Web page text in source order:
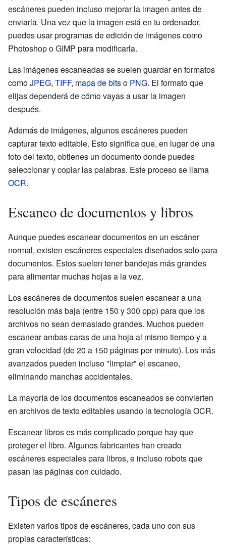
escáneres pueden incluso mejorar la imagen antes de
enviarla. Una vez que la imagen está en tu ordenador,
puedes usar programas de edición de imágenes como
Photoshop o GIMP para modificarla.
Las imágenes escaneadas se suelen guardar en formatos
comoJPEG, TIFF, mapa de bitso PNG. El formato que
elijas dependerá de cómo vayas a usar la imagen
después.
Además de imágenes, algunos escáneres pueden
capturar texto editable. Esto significa que, en lugar de una
foto del texto, obtienes un documento donde puedes
seleccionar y copiar las palabras. Este proceso se llama
OCR.
Escaneo de documentos y libros
Aunque puedes escanear documentos en un escáner
normal, existen escáneres especiales diseñados solo para
documentos. Estos suelen tener bandejas más grandes
para alimentar muchas hojas a la vez.
Los escáneres de documentos suelen escanear a una
resolución más baja (entre 150 y 300 ppp) para que los
archivos no sean demasiado grandes. Muchos pueden
escanear ambas caras de una hoja al mismo tiempo y a
gran velocidad (de 20 a 150 páginas por minuto). Los más
avanzados pueden incluso "limpiar" el escaneo,
eliminando manchas accidentales.
La mayoría de los documentos escaneados se convierten
en archivos de texto editables usando la tecnología OCR.
Escanear libros es más complicado porque hay que
proteger el libro. Algunos fabricantes han creado
escáneres especiales para libros, e incluso robots que
pasan las páginas con cuidado.
Tipos de escáneres
Existen varios tipos de escáneres, cada uno con sus
propias características: